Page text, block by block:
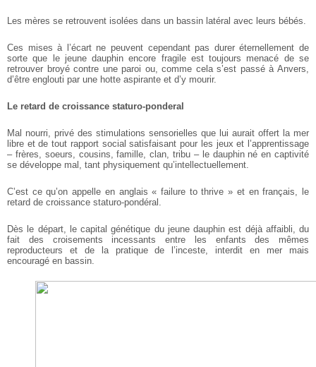
Les mères se retrouvent isolées dans un bassin latéral avec leurs bébés.
Ces mises à l’écart ne peuvent cependant pas durer éternellement de
sorte que le jeune dauphin encore fragile est toujours menacé de se
retrouver broyé contre une paroi ou, comme cela s’est passé à Anvers,
d’être englouti par une hotte aspirante et d’y mourir.
Le retard de croissance staturo-ponderal
Mal nourri, privé des stimulations sensorielles que lui aurait offert la mer
libre et de tout rapport social satisfaisant pour les jeux et l’apprentissage
– frères, soeurs, cousins, famille, clan, tribu – le dauphin né en captivité
se développe mal, tant physiquement qu’intellectuellement.
C’est ce qu’on appelle en anglais « failure to thrive » et en français, le
retard de croissance staturo-pondéral.
Dès le départ, le capital génétique du jeune dauphin est déjà affaibli, du
fait des croisements incessants entre les enfants des mêmes
reproducteurs et de la pratique de l’inceste, interdit en mer mais
encouragé en bassin.